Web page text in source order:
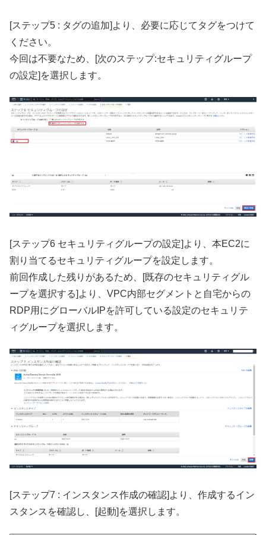
[ステップ5 : タグの追加]より、必要に応じてタグをつけて
ください。
今回は不要なため、[次のステップ:セキュリティグループ
の設定]を選択します。
[ステップ6 セキュリティグループの設定]より、本EC2に
割り当てるセキュリティグループを設定します。
前回作成した残りがあるため、[既存のセキュリティグル
ープを選択する]より、VPC内部セグメントと自宅からの
RDP用にグローバルIPを許可している設定のセキュリテ
ィグループを選択します。
[ステップ7 : インスタンス作成の確認]より、作成するイン
スタンスを確認し、[起動]を選択します。